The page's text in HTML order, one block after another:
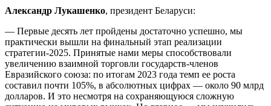
Александр Лукашенко, президент Беларуси:
— Первые десять лет пройдены достаточно успешно, мы
практически вышли на финальный этап реализации
стратегии-2025. Принятые нами меры способствовали
увеличению взаимной торговли государств-членов
Евразийского союза: по итогам 2023 года темп ее роста
составил почти 105%, в абсолютных цифрах — около 90 млрд
долларов. И это несмотря на сохраняющуюся сложную